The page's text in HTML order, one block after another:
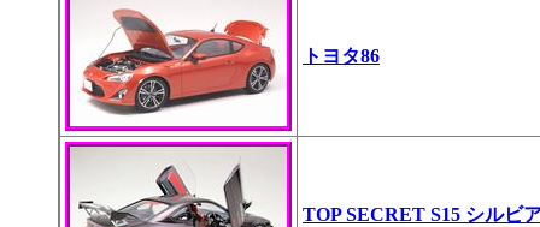
トヨタ86
TOP SECRET S15 シルビ